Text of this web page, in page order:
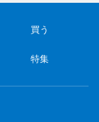
買う
特集